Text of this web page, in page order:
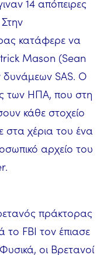
14 απόπειρες
κατάφερε να
Mason (Sean
δυνάμεων SAS. Ο
των ΗΠΑ, που στη
κάθε στοχείο
στα χέρια του ένα
αρχείο του
πράκτορας
το FBI τον έπιασε
οι Βρετανοί